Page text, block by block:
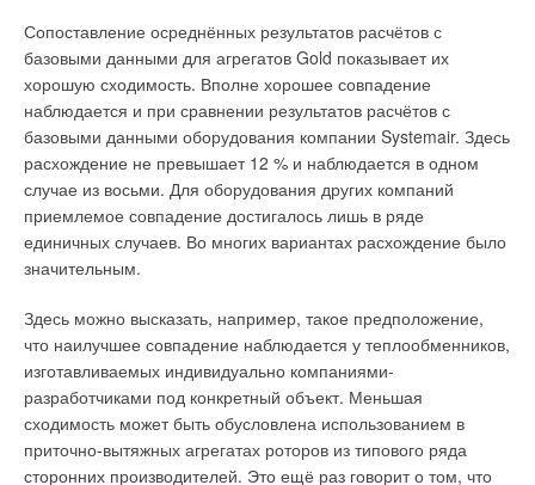
Сопоставление осреднённых результатов расчётов с
базовыми данными для агрегатов Gold показывает их
хорошую сходимость. Вполне хорошее совпадение
наблюдается и при сравнении результатов расчётов с
базовыми данными оборудования компании Systemair. Здесь
расхождение не превышает 12 % и наблюдается в одном
случае из восьми. Для оборудования других компаний
приемлемое совпадение достигалось лишь в ряде
единичных случаев. Во многих вариантах расхождение было
значительным.
Здесь можно высказать, например, такое предположение,
что наилучшее совпадение наблюдается у теплообменников,
изготавливаемых индивидуально компаниями-
разработчиками под конкретный объект. Меньшая
сходимость может быть обусловлена использованием в
приточно-вытяжных агрегатах роторов из типового ряда
сторонних производителей. Это ещё раз говорит о том, что
обязательно получить от поставщика подтверждённые
результаты стендовых испытаний в аттестованной
лаборатории.
Нужно помнить, что результаты аэродинамических
испытаний не входят в объём обязательной сертификации
вентиляторов и могут представляться на добровольной
основе, и, конечно, честным производителям нет нужды
скрывать эту информацию.
Читайте по теме:
→ Зона особой ответственности
ЖУРНАЛ СОК НОЯБРЬ 2023